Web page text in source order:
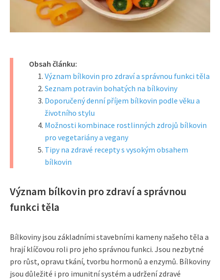
Obsah článku:
Význam bílkovin pro zdraví a správnou funkci těla
Seznam potravin bohatých na bílkoviny
Doporučený denní příjem bílkovin podle věku a
životního stylu
Možnosti kombinace rostlinných zdrojů bílkovin
pro vegetariány a vegany
Tipy na zdravé recepty s vysokým obsahem
bílkovin
Význam bílkovin pro zdraví a správnou
funkci těla
Bílkoviny jsou základními stavebními kameny našeho těla a
hrají klíčovou roli pro jeho správnou funkci. Jsou nezbytné
pro růst, opravu tkání, tvorbu hormonů a enzymů. Bílkoviny
jsou důležité i pro imunitní systém a udržení zdravé